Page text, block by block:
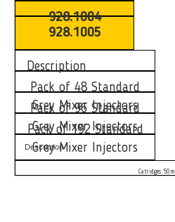
928.1004
928.1005
Description
Pack of 48 Standard
Grey Mixer Injectors
Pack of 96 Standard
Grey Mixer Injectors
Pack of 192 Standard
Grey Mixer Injectors
Description
Catridges 50ml